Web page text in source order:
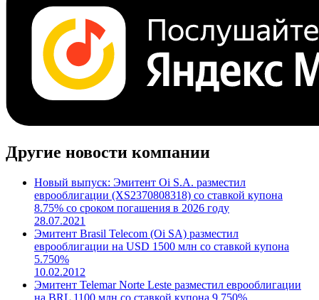
Cbonds.TV
Другие новости компании
Новый выпуск: Эмитент Oi S.A. разместил
еврооблигации (XS2370808318) со ставкой купона
8.75% со сроком погашения в 2026 году
28.07.2021
Эмитент Brasil Telecom (Oi SA) разместил
еврооблигации на USD 1500 млн со ставкой купона